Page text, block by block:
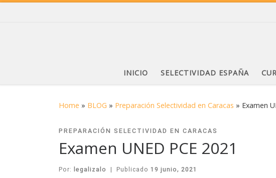
INICIO SELECTIVIDAD ESPAÑA
Home » BLOG » Preparación Selectividad en Caracas » Examen
PREPARACIÓN SELECTIVIDAD EN CARACAS
Examen UNED PCE 2021
Por: legalizalo | Publicado 19 junio, 2021